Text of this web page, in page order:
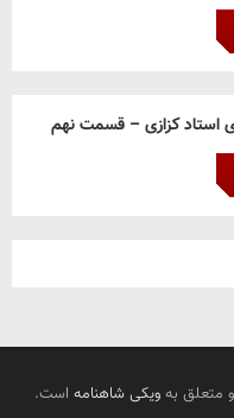
استاد کزازی – قسمت نهم
متعلق به ویکی شاهنامه است.